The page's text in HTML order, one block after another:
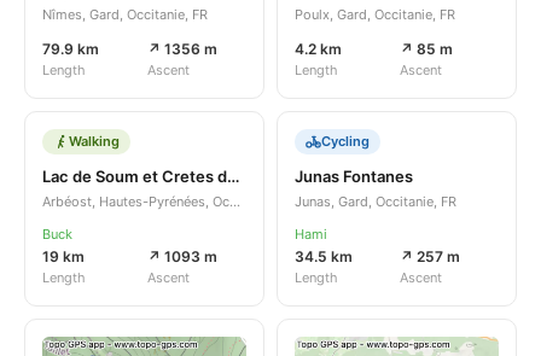
Nîmes, Gard, Occitanie, FR
79.9 km
Length
↗ 1356 m
Ascent
Poulx, Gard, Occitanie, FR
4.2 km
Length
↗ 85 m
Ascent
Walking
Lac de Soum et Cretes de La Serre
Arbéost, Hautes-Pyrénées, Occitanie, FR
Buck
19 km
Length
↗ 1093 m
Ascent
Cycling
Junas Fontanes
Junas, Gard, Occitanie, FR
Hami
34.5 km
Length
↗ 257 m
Ascent